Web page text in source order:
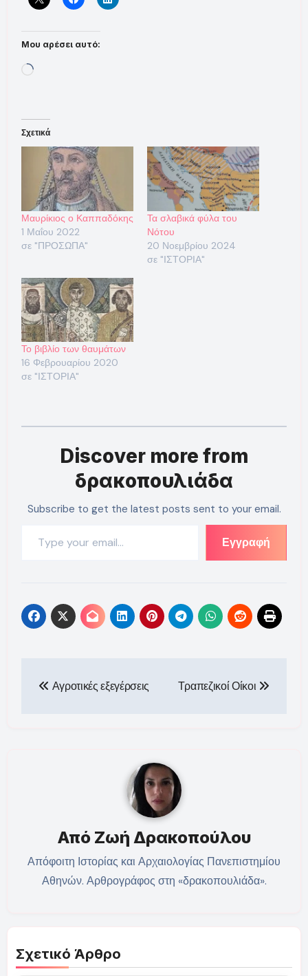
Μου αρέσει αυτό:
Loading…
Σχετικά
Μαυρίκιος ο Καππαδόκης
1 Μαΐου 2022
σε "ΠΡΟΣΩΠΑ"
Τα σλαβικά φύλα του
Νότου
20 Νοεμβρίου 2024
σε "ΙΣΤΟΡΙΑ"
Το βιβλίο των θαυμάτων
16 Φεβρουαρίου 2020
σε "ΙΣΤΟΡΙΑ"
Discover more from
δρακοπουλιάδα
Subscribe to get the latest posts sent to your email.
Εγγραφή
άρθρων
Αγροτικές εξεγέρσεις Τραπεζικοί Οίκοι
Από Ζωή Δρακοπούλου
Απόφοιτη Ιστορίας και Αρχαιολογίας Πανεπιστημίου
Αθηνών. Αρθρογράφος στη «δρακοπουλιάδα».
Σχετικό Άρθρο